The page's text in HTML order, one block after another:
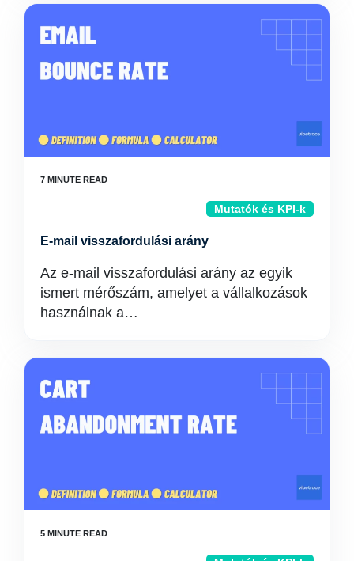
Mutatók és KPI-k
E-mail visszafordulási arány
Az e-mail visszafordulási arány az egyik
ismert mérőszám, amelyet a vállalkozások
használnak a…